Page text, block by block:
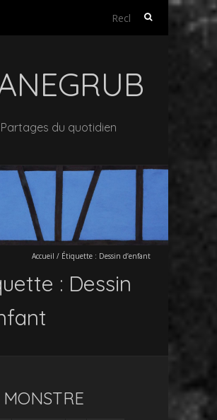
Rechercher :
Partages du quotidien
Accueil / Étiquette : Dessin d’enfant
: Dessin